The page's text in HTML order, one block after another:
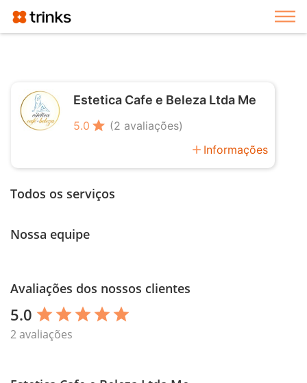
Estetica Cafe e Beleza Ltda Me
5.0 star (2 avaliações)
add Informações
Todos os serviços
Nossa equipe
Avaliações dos nossos clientes
5.0 star star star star star
2 avaliações